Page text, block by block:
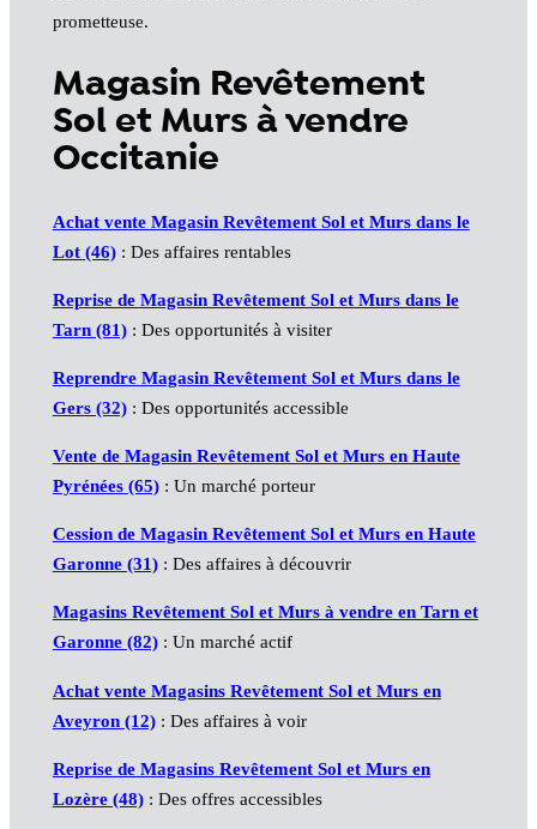
prometteuse.
Magasin Revêtement
Sol et Murs à vendre
Occitanie
Achat vente Magasin Revêtement Sol et Murs dans le
Lot (46): Des affaires rentables
Reprise de Magasin Revêtement Sol et Murs dans le
Tarn (81): Des opportunités à visiter
Reprendre Magasin Revêtement Sol et Murs dans le
Gers (32): Des opportunités accessible
Vente de Magasin Revêtement Sol et Murs en Haute
Pyrénées (65): Un marché porteur
Cession de Magasin Revêtement Sol et Murs en Haute
Garonne (31): Des affaires à découvrir
Magasins Revêtement Sol et Murs à vendre en Tarn et
Garonne (82): Un marché actif
Achat vente Magasins Revêtement Sol et Murs en
Aveyron (12): Des affaires à voir
Reprise de Magasins Revêtement Sol et Murs en
Lozère (48): Des offres accessibles